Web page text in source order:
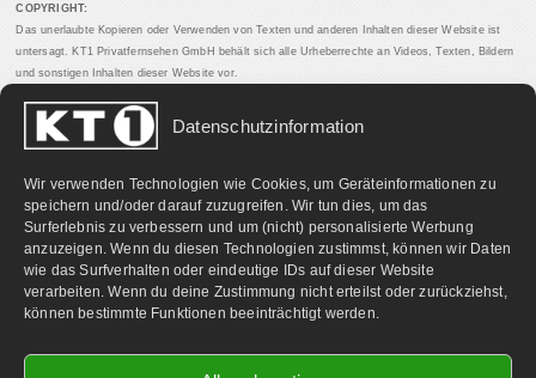
Datenschutzinformation
Wir verwenden Technologien wie Cookies, um Geräteinformationen zu
speichern und/oder darauf zuzugreifen. Wir tun dies, um das
Surferlebnis zu verbessern und um (nicht) personalisierte Werbung
anzuzeigen. Wenn du diesen Technologien zustimmst, können wir Daten
wie das Surfverhalten oder eindeutige IDs auf dieser Website
verarbeiten. Wenn du deine Zustimmung nicht erteilst oder zurückziehst,
können bestimmte Funktionen beeinträchtigt werden.
COPYRIGHT:
Das unerlaubte Kopieren oder Verwenden von Texten und anderen Inhalten dieser Website ist
untersagt. KT1 Privatfernsehen GmbH behält sich alle Urheberrechte an Videos, Texten, Bildern
und sonstigen Inhalten dieser Website vor.
PARTNERLINKS: